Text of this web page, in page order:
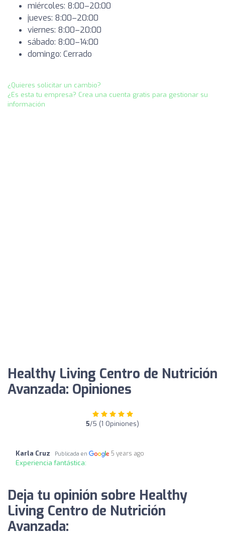
miércoles: 8:00–20:00
jueves: 8:00–20:00
viernes: 8:00–20:00
sábado: 8:00–14:00
domingo: Cerrado
¿Quieres solicitar un cambio?
¿Es esta tu empresa? Crea una cuenta gratis para gestionar su
información
Healthy Living Centro de Nutrición
Avanzada: Opiniones
5/5 (1 Opiniones)
Karla Cruz Publicada en 5 years ago
Experiencia fantástica:
Deja tu opinión sobre Healthy
Living Centro de Nutrición
Avanzada: